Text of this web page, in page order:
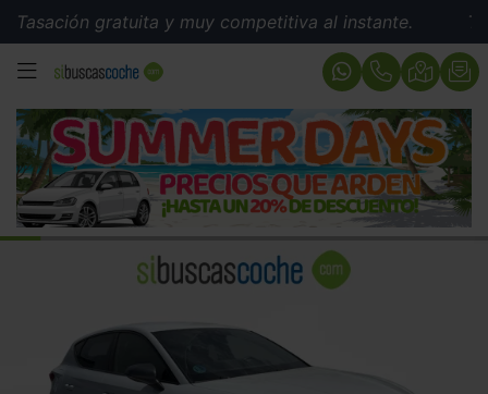
gratuita y muy competitiva al instante. Tasación
MENÚ